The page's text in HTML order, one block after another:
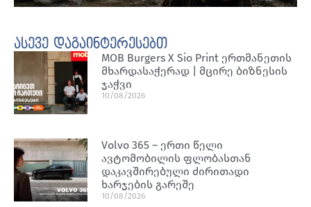
ასევე დაგაინტერესებთ
MOB Burgers X Sio Print ერთმანეთის
მხარდასაჭერად | მცირე ბიზნესის
ჯაჭვი
10/08/2026
Volvo 365 – ერთი წელი
ავტომობილის ფლობასთან
დაკავშირებული ძირითადი
ხარჯების გარეშე
10/08/2026